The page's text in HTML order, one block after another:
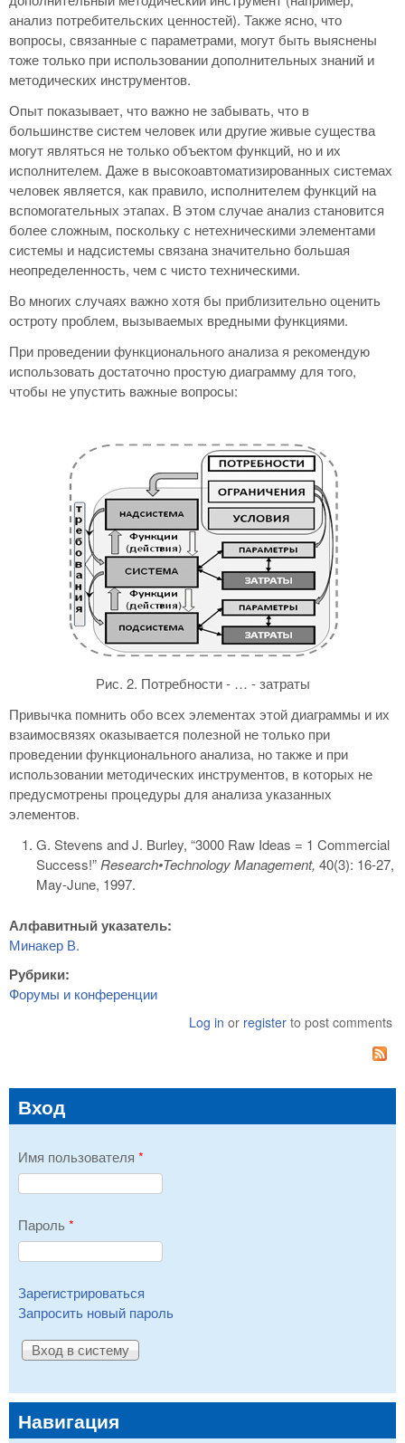
анализ потребительских ценностей). Также ясно, что
вопросы, связанные с параметрами, могут быть выяснены
тоже только при использовании дополнительных знаний и
методических инструментов.
Опыт показывает, что важно не забывать, что в
большинстве систем человек или другие живые существа
могут являться не только объектом функций, но и их
исполнителем. Даже в высокоавтоматизированных системах
человек является, как правило, исполнителем функций на
вспомогательных этапах. В этом случае анализ становится
более сложным, поскольку с нетехническими элементами
системы и надсистемы связана значительно большая
неопределенность, чем с чисто техническими.
Во многих случаях важно хотя бы приблизительно оценить
остроту проблем, вызываемых вредными функциями.
При проведении функционального анализа я рекомендую
использовать достаточно простую диаграмму для того,
чтобы не упустить важные вопросы:
Рис. 2. Потребности - … - затраты
Привычка помнить обо всех элементах этой диаграммы и их
взаимосвязях оказывается полезной не только при
проведении функционального анализа, но также и при
использовании методических инструментов, в которых не
предусмотрены процедуры для анализа указанных
элементов.
G. Stevens and J. Burley, “3000 Raw Ideas = 1 Commercial
Success!”Research•Technology Management, 40(3): 16-27,
May-June, 1997.
Алфавитный указатель:
Минакер В.
Рубрики:
Форумы и конференции
Log in or register to post comments
Вход
Имя пользователя *
Пароль *
Зарегистрироваться
Запросить новый пароль
Навигация